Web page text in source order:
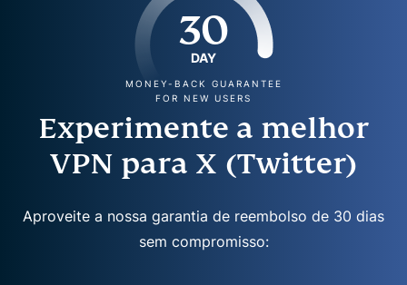
30
DAY
MONEY-BACK GUARANTEE
FOR NEW USERS
Experimente a melhor
VPN para X (Twitter)
Aproveite a nossa garantia de reembolso de 30 dias
sem compromisso: